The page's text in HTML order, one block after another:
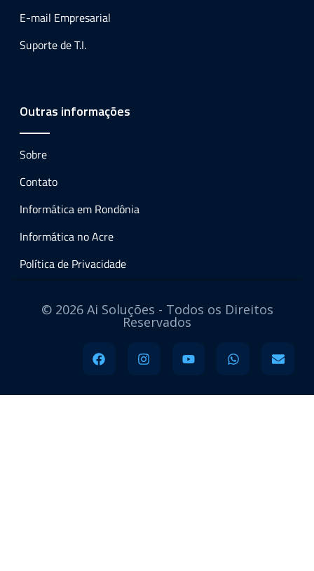
E-mail Empresarial
Suporte de T.I.
Outras informações
Sobre
Contato
Informática em Rondônia
Informática no Acre
Política de Privacidade
© 2026 Ai Soluções - Todos os Direitos
Reservados